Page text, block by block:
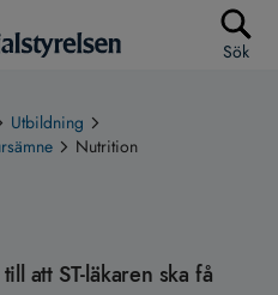
Sök
Utbildning
Nutrition
att ST-läkaren ska få